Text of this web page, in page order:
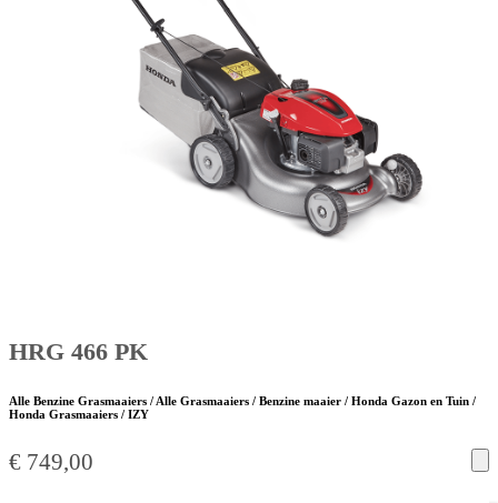
HRG 466 PK
Alle Benzine Grasmaaiers / Alle Grasmaaiers / Benzine maaier / Honda Gazon en Tuin /
Honda Grasmaaiers / IZY
€ 749,00